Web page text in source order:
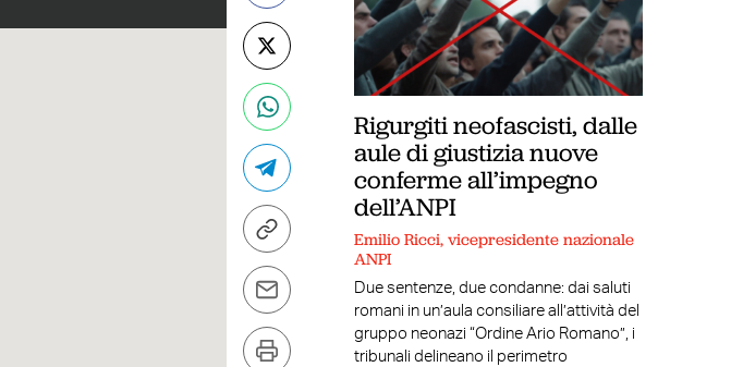
Rigurgiti neofascisti, dalle
aule di giustizia nuove
conferme all’impegno
dell’ANPI
Emilio Ricci, vicepresidente nazionale
ANPI
Due sentenze, due condanne: dai saluti
romani in un’aula consiliare all’attività del
gruppo neonazi “Ordine Ario Romano”, i
tribunali delineano il perimetro